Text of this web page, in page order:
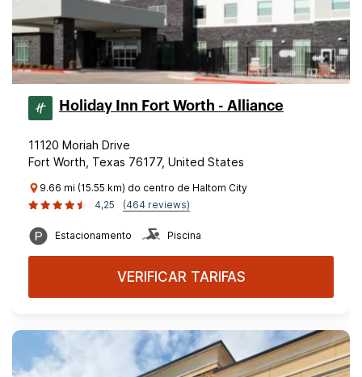
Holiday Inn Fort Worth - Alliance
11120 Moriah Drive
Fort Worth, Texas 76177, United States
9.66 mi (15.55 km) do centro de Haltom City
4,25
(464 reviews)
Estacionamento Piscina
VERIFICAR TARIFAS